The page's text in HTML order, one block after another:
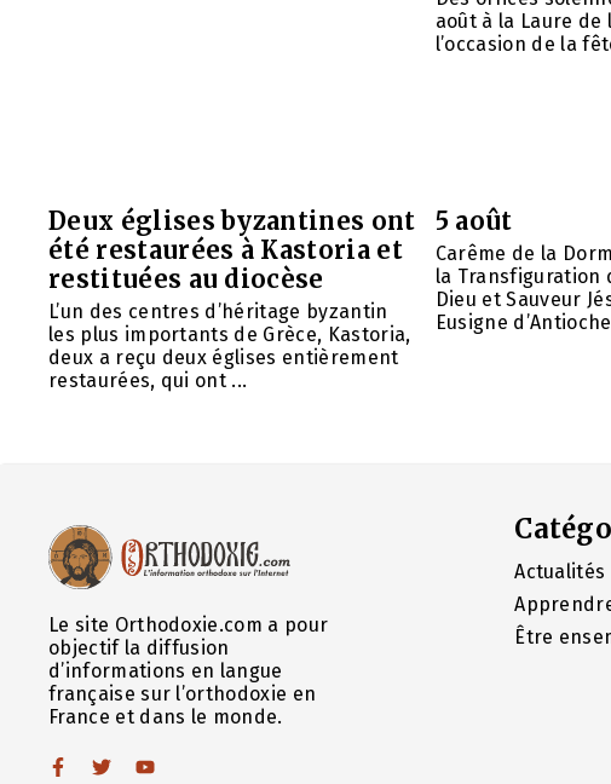
août à la Laure de
l’occasion de la
Deux églises byzantines ont
été restaurées à Kastoria et
restituées au diocèse
L’un des centres d’héritage byzantin
les plus importants de Grèce, Kastoria,
deux a reçu deux églises entièrement
restaurées, qui ont ...
5 août
Carême de la
la Transfiguration
Dieu et Sauveur
Eusigne
Le site Orthodoxie.com a pour
objectif la diffusion
d’informations en langue
française sur l’orthodoxie en
France et dans le monde.
Actualités
Être